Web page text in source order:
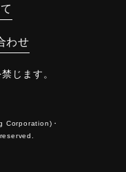
わせ
じます。
Corporation)・